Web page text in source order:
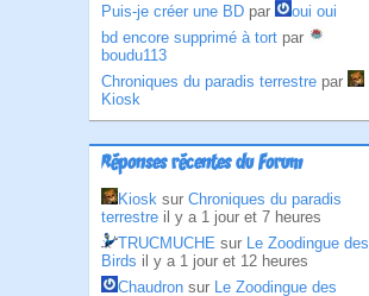
Puis-je créer une BD par
oui oui
bd encore supprimé à tort par
boudu113
Chroniques du paradis terrestre par
Kiosk
Réponses récentes du Forum
Kiosk sur Chroniques du paradis
terrestre il y a 1 jour et 7 heures
TRUCMUCHE sur Le Zoodingue des
Birds il y a 1 jour et 12 heures
Chaudron sur Le Zoodingue des